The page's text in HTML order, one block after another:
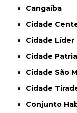
Cangaíba
Cidade
Cidade Líder
Cidade
Cidade São
Cidade
Conjunto